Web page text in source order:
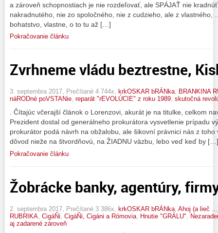
a zároveň schopnostiach je nie rozdeľovať, ale SPÁJAŤ nie
nakradnutého, nie zo spoločného, nie z cudzieho, ale z
bohatstvo, vlastne, o to tu až […]
Pokračovanie článku
Zvrhneme vládu beztrestne,
3. septembra 2017, Prečítané 4 744x, krkOSKAR bRÁNka, BRANKINA
náRODné poVSTANie, reparát "rEVOLÚCIE" z roku 1989, skutočná
. Čítajúc včerajší článok o Lorenzovi, akurát je na titulke, celkom
Prezident dostal od generálneho prokurátora vysvetlenie prípadu
prokurátor podá návrh na obžalobu, ale šikovní právnici nás z
dôvod nieže na štvordňovú, na ŽIADNU väzbu, lebo veď keď by […]
Pokračovanie článku
Žobrácke banky, agentúry,
2. septembra 2017, Prečítané 3 386x, krkOSKAR bRÁNka, Ahoj (a lieč
RUBRIKA, CigáŇi, CigáŇi, Cigáni a Rómovia, Hnutie "GRÁLU",
aj zadarené zároveň